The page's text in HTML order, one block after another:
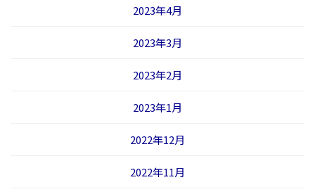
2023年4月
2023年3月
2023年2月
2023年1月
2022年12月
2022年11月